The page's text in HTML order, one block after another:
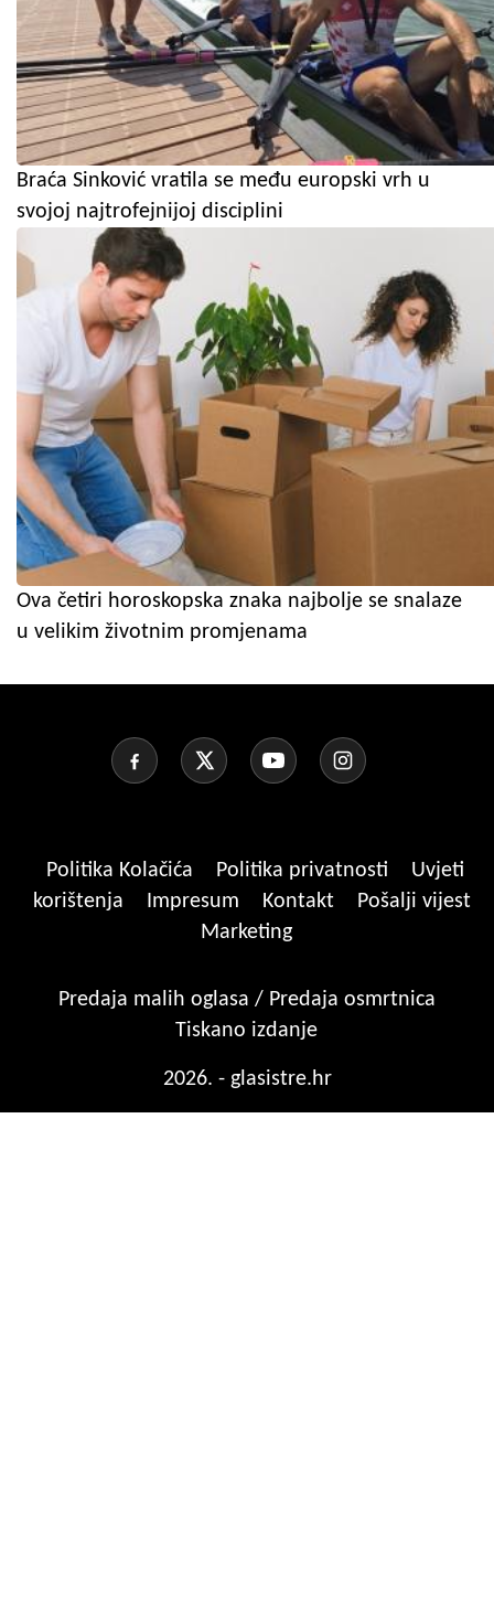
Braća Sinković vratila se među europski vrh u
svojoj najtrofejnijoj disciplini
Ova četiri horoskopska znaka najbolje se snalaze
u velikim životnim promjenama
Politika Kolačića Politika privatnosti
Uvjeti
korištenja
Impresum Kontakt
Pošalji vijest
Marketing
Predaja malih oglasa / Predaja osmrtnica
Tiskano izdanje
2026. - glasistre.hr